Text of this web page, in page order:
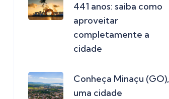
441 anos: saiba como
aproveitar
completamente a
cidade
Conheça Minaçu (GO),
uma cidade